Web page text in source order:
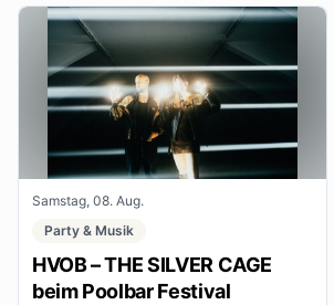
Samstag, 08. Aug.
Party & Musik
HVOB – THE SILVER CAGE
beim Poolbar Festival